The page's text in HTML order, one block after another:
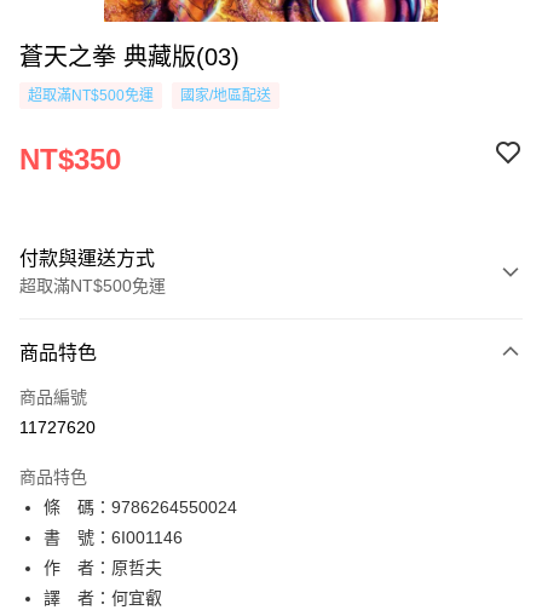
蒼天之拳 典藏版(03)
超取滿NT$500免運 國家/地區配送
NT$350
付款與運送方式
超取滿NT$500免運
信用卡一次付款
超商取貨付款
相關說明
【關於「AFTEE先享後付」】
AFTEE先享後付是「在收到商品之後才付款」的支付方式。 讓您購物簡單
便利好安心！
１．簡單：不需註冊會員、不需綁卡、不需儲值。
２．便利：只要手機號碼，簡訊認證，即可結帳。
ATM付款
運送方式
商品特色
商品編號
11727620
商品特色
條 碼：9786264550024
書 號：6I001146
作 者：原哲夫
譯 者：何宜叡